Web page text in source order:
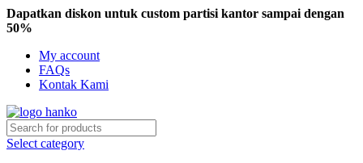
Dapatkan diskon untuk custom partisi kantor sampai dengan
50%
My account
FAQs
Kontak Kami
Select category